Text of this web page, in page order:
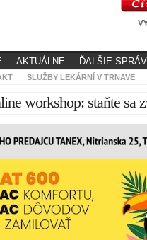
AKTUÁLNE ĎALŠIE
SLUŽBY LEKÁRNÍ V TRNAVE
workshop: staňte sa